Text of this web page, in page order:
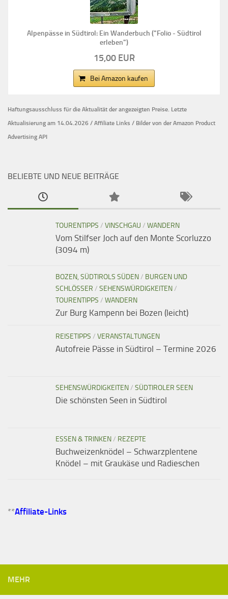
Alpenpässe in Südtirol: Ein Wanderbuch ("Folio - Südtirol
erleben")
15,00 EUR
Bei Amazon kaufen
Haftungsausschluss für die Aktualität der angezeigten Preise. Letzte
Aktualisierung am 14.04.2026 / Affiliate Links / Bilder von der Amazon Product
Advertising API
BELIEBTE UND NEUE BEITRÄGE
TOURENTIPPS / VINSCHGAU / WANDERN
Vom Stilfser Joch auf den Monte Scorluzzo
(3094 m)
BOZEN, SÜDTIROLS SÜDEN/ BURGEN UND
SCHLÖSSER / SEHENSWÜRDIGKEITEN/
TOURENTIPPS / WANDERN
Zur Burg Kampenn bei Bozen (leicht)
REISETIPPS / VERANSTALTUNGEN
Autofreie Pässe in Südtirol – Termine 2026
SEHENSWÜRDIGKEITEN/ SÜDTIROLER SEEN
Die schönsten Seen in Südtirol
ESSEN & TRINKEN/ REZEPTE
Buchweizenknödel – Schwarzplentene
Knödel – mit Graukäse und Radieschen
**Affiliate-Links
MEHR